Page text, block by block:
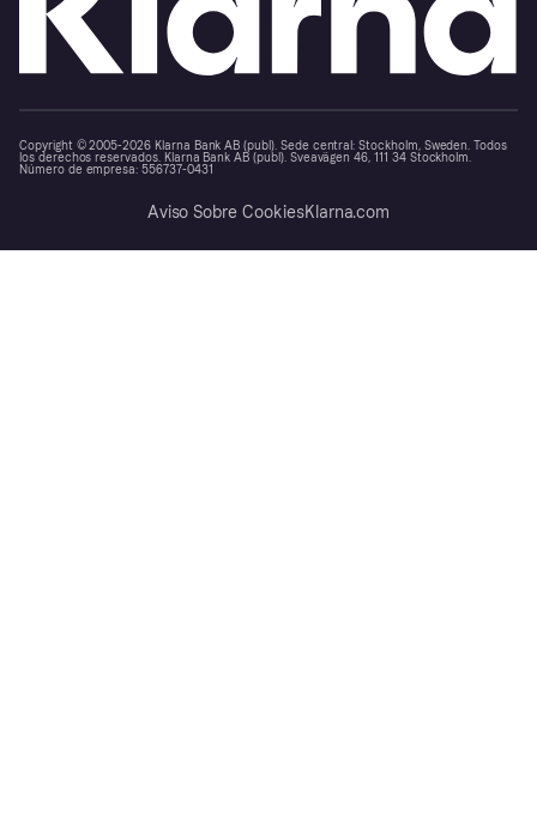
Copyright © 2005-2026 Klarna Bank AB (publ). Sede central: Stockholm, Sweden. Todos
los derechos reservados. Klarna Bank AB (publ). Sveavägen 46, 111 34 Stockholm.
Número de empresa: 556737-0431
Aviso Sobre CookiesKlarna.com